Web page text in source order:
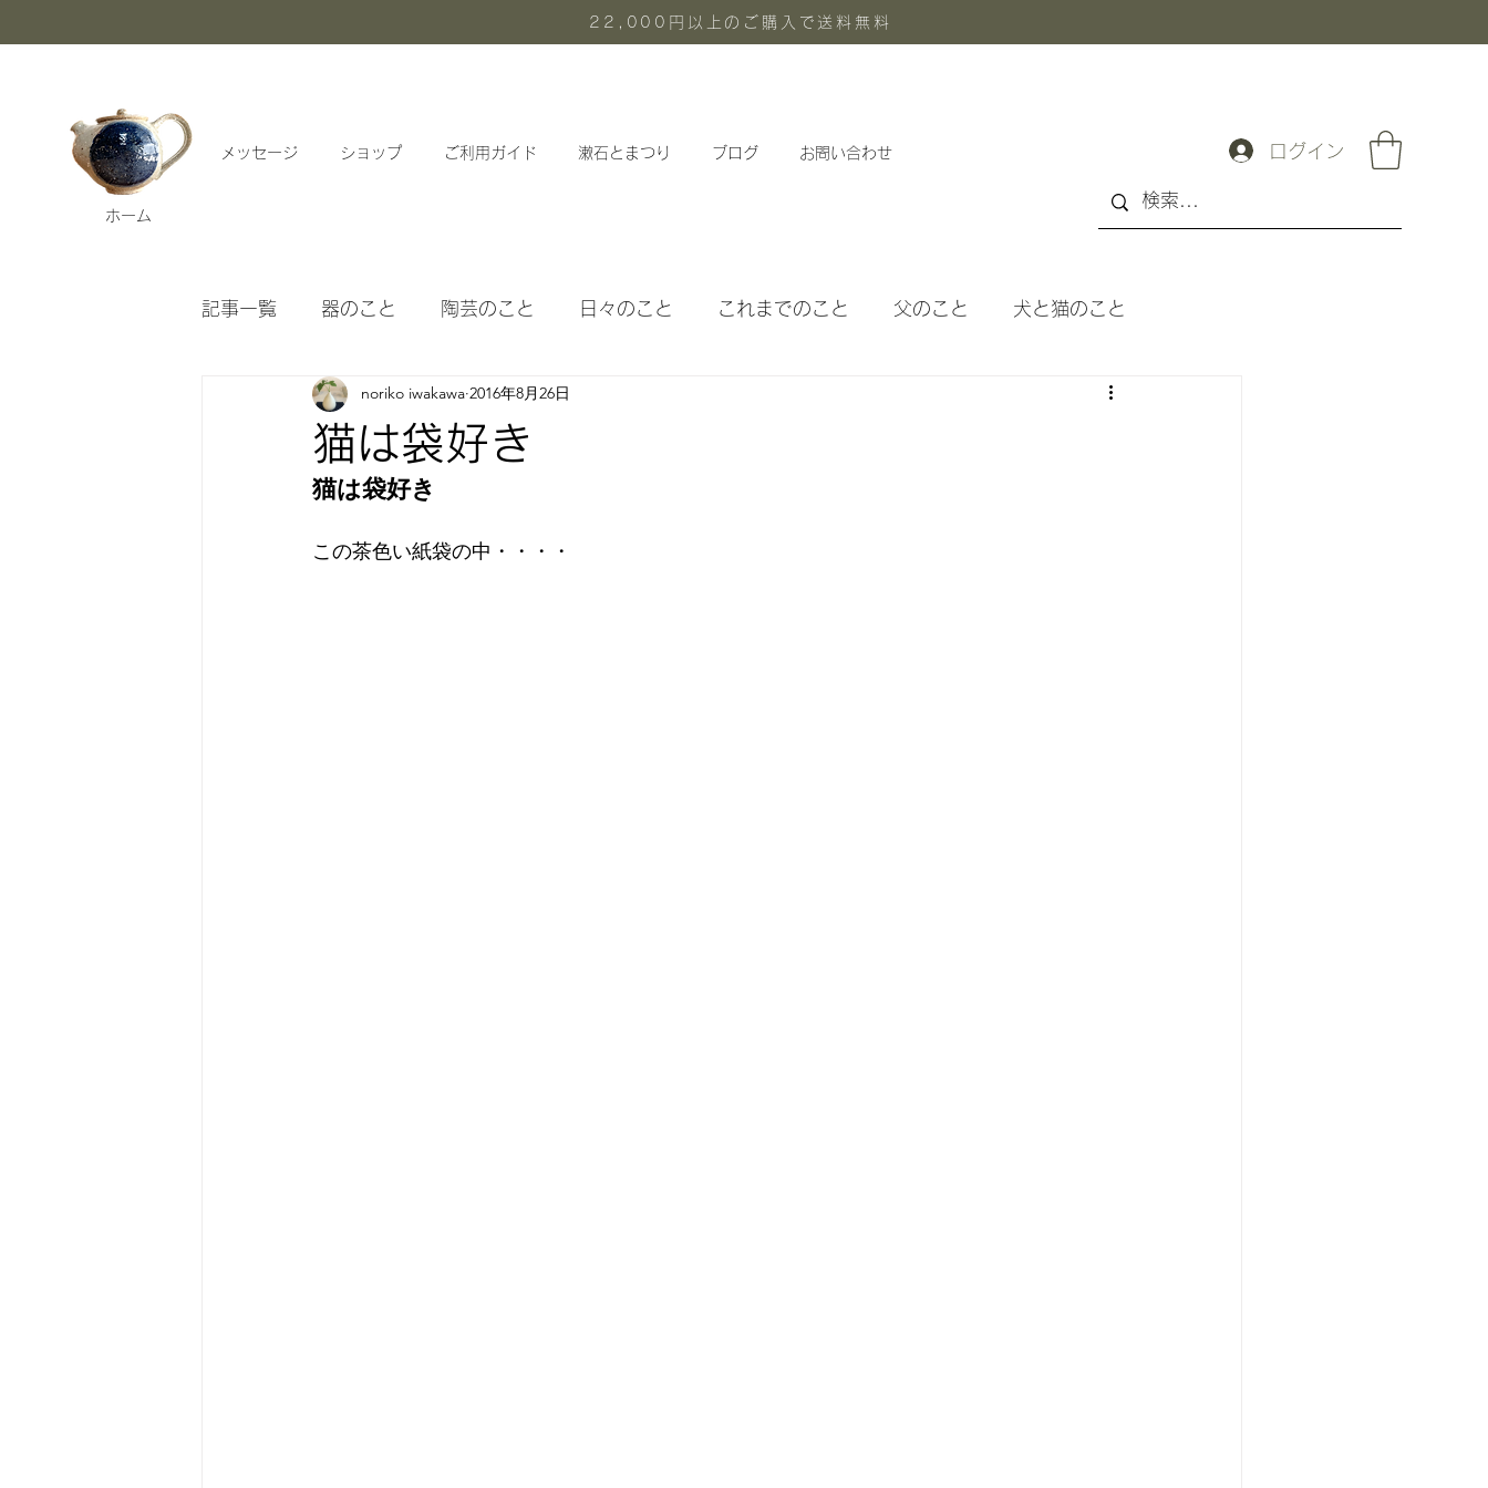
22,000円以上のご購入で送料無料
メッセージ ショップ ご利用ガイド 漱石とまつり ブログ お問い合わせ
ホーム
ログイン
記事一覧 器のこと 陶芸のこと 日々のこと これまでのこと 父のこと 犬と猫のこと
漱石ブログアーカイブ 体験メニュー
猫は袋好き
noriko iwakawa 2016年8月26日
猫は袋好き
この茶色い紙袋の中・・・・